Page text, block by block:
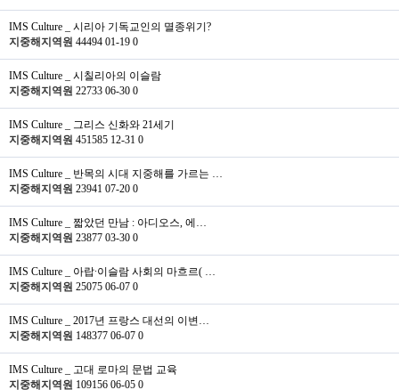
IMS Culture _ 시리아 기독교인의 멸종위기?
지중해지역원 44494 01-19 0
IMS Culture _ 시칠리아의 이슬람
지중해지역원 22733 06-30 0
IMS Culture _ 그리스 신화와 21세기
지중해지역원 451585 12-31 0
IMS Culture _ 반목의 시대 지중해를 가르는 …
지중해지역원 23941 07-20 0
IMS Culture _ 짧았던 만남 : 아디오스, 에…
지중해지역원 23877 03-30 0
IMS Culture _ 아랍∙이슬람 사회의 마흐르( …
지중해지역원 25075 06-07 0
IMS Culture _ 2017년 프랑스 대선의 이변…
지중해지역원 148377 06-07 0
IMS Culture _ 고대 로마의 문법 교육
지중해지역원 109156 06-05 0